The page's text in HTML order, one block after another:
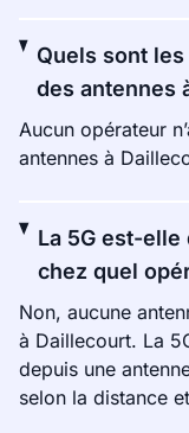
Quels sont
des antennes
Aucun opérateur
antennes à
La 5G est-
chez quel
Non, aucune
à Daillecourt. La
depuis une
selon la distance